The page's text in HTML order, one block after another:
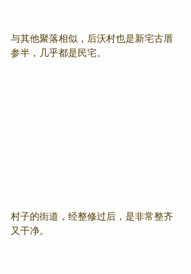
与其他聚落相似，后沃村也是新宅古厝
参半，几乎都是民宅。
村子的街道，经整修过后，是非常整齐
又干净。